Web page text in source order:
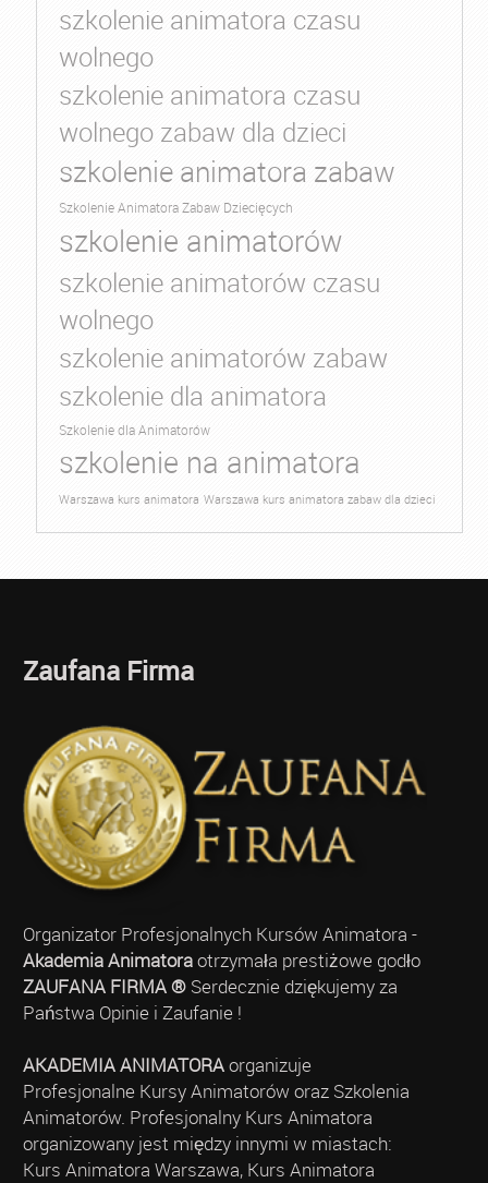
szkolenie animatora czasu
wolnego
szkolenie animatora czasu
wolnego zabaw dla dzieci
szkolenie animatora zabaw
Szkolenie Animatora Zabaw Dziecięcych
szkolenie animatorów
szkolenie animatorów czasu
wolnego
szkolenie animatorów zabaw
szkolenie dla animatora
Szkolenie dla Animatorów
szkolenie na animatora
Warszawa kurs animatora Warszawa kurs animatora zabaw dla dzieci
Zaufana Firma
Organizator Profesjonalnych Kursów Animatora -
Akademia Animatoraotrzymała prestiżowe godło
ZAUFANA FIRMA ®Serdecznie dziękujemy za
Państwa Opinie i Zaufanie !
AKADEMIA ANIMATORAorganizuje
Profesjonalne Kursy Animatorów oraz Szkolenia
Animatorów. Profesjonalny Kurs Animatora
organizowany jest między innymi w miastach:
Kurs Animatora Warszawa, Kurs Animatora